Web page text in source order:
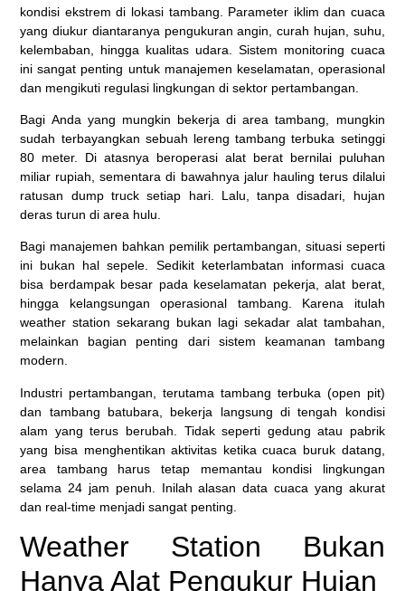
kondisi ekstrem di lokasi tambang. Parameter iklim dan cuaca
yang diukur diantaranya pengukuran angin, curah hujan, suhu,
kelembaban, hingga kualitas udara. Sistem monitoring cuaca
ini sangat penting untuk manajemen keselamatan, operasional
dan mengikuti regulasi lingkungan di sektor pertambangan.
Bagi Anda yang mungkin bekerja di area tambang, mungkin
sudah terbayangkan sebuah lereng tambang terbuka setinggi
80 meter. Di atasnya beroperasi alat berat bernilai puluhan
miliar rupiah, sementara di bawahnya jalur hauling terus dilalui
ratusan dump truck setiap hari. Lalu, tanpa disadari, hujan
deras turun di area hulu.
Bagi manajemen bahkan pemilik pertambangan, situasi seperti
ini bukan hal sepele. Sedikit keterlambatan informasi cuaca
bisa berdampak besar pada keselamatan pekerja, alat berat,
hingga kelangsungan operasional tambang. Karena itulah
weather station sekarang bukan lagi sekadar alat tambahan,
melainkan bagian penting dari sistem keamanan tambang
modern.
Industri pertambangan, terutama tambang terbuka (open pit)
dan tambang batubara, bekerja langsung di tengah kondisi
alam yang terus berubah. Tidak seperti gedung atau pabrik
yang bisa menghentikan aktivitas ketika cuaca buruk datang,
area tambang harus tetap memantau kondisi lingkungan
selama 24 jam penuh. Inilah alasan data cuaca yang akurat
dan real-time menjadi sangat penting.
Weather Station Bukan
Hanya Alat Pengukur Hujan